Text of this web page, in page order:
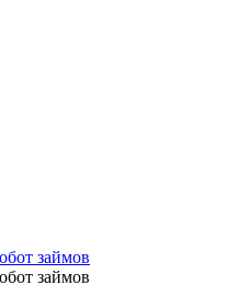
займов
займов